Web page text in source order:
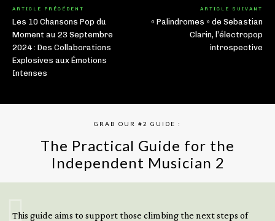
ARTICLE PRÉCÉDENT
Les 10 Chansons Pop du
Moment au 23 Septembre
2024 : Des Collaborations
Explosives aux Émotions
Intenses
ARTICLE SUIVANT
« Palindromes » de Sebastian
Clarin, l’électropop
introspective
GRAB OUR #2 GUIDE :
The Practical Guide for the
Independent Musician 2
This guide aims to support those climbing the next steps of